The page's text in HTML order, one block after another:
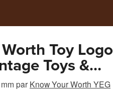
Toy Logo
Toys &
| Retro
par Know Your Worth YEG